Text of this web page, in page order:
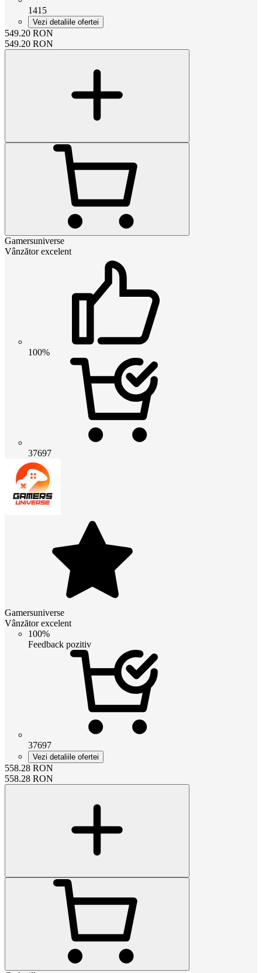
1415
Vezi detaliile ofertei
549.20 RON
549.20 RON
Gamersuniverse
Vânzător excelent
100%
37697
Gamersuniverse
Vânzător excelent
100%
Feedback pozitiv
37697
Vezi detaliile ofertei
558.28 RON
558.28 RON